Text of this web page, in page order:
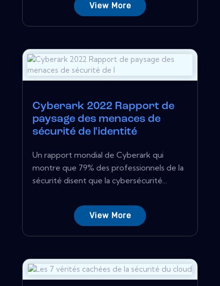
View More
Cyberark 2022 Rapport de
paysage des menaces de
sécurité de l'identité
Un rapport mondial de Cyberark qui
montre que 79% des professionnels de la
sécurité disent que la cybersécurité...
View More